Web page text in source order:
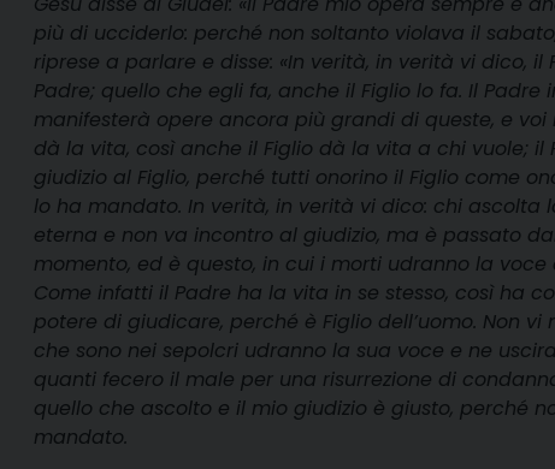
più di ucciderlo: perché non soltanto violava il
riprese a parlare e disse: «In verità, in verità vi dico,
Padre; quello che egli fa, anche il Figlio lo fa. Il
manifesterà opere ancora più grandi di queste, e
dà la vita, così anche il Figlio dà la vita a chi vuole;
giudizio al Figlio, perché tutti onorino il Figlio come
lo ha mandato. In verità, in verità vi dico: chi
eterna e non va incontro al giudizio, ma è passato
momento, ed è questo, in cui i morti udranno la
Come infatti il Padre ha la vita in se stesso, così ha
potere di giudicare, perché è Figlio dell’uomo. Non
che sono nei sepolcri udranno la sua voce e ne
quanti fecero il male per una risurrezione di
quello che ascolto e il mio giudizio è giusto, perché
mandato.